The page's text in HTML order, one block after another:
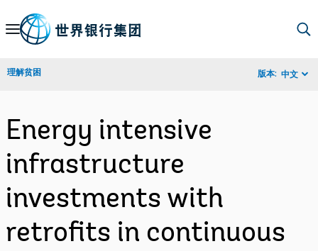
Skip
Navigation
理解贫困 版本: 中文
Energy intensive
infrastructure
investments with
retrofits in continuous